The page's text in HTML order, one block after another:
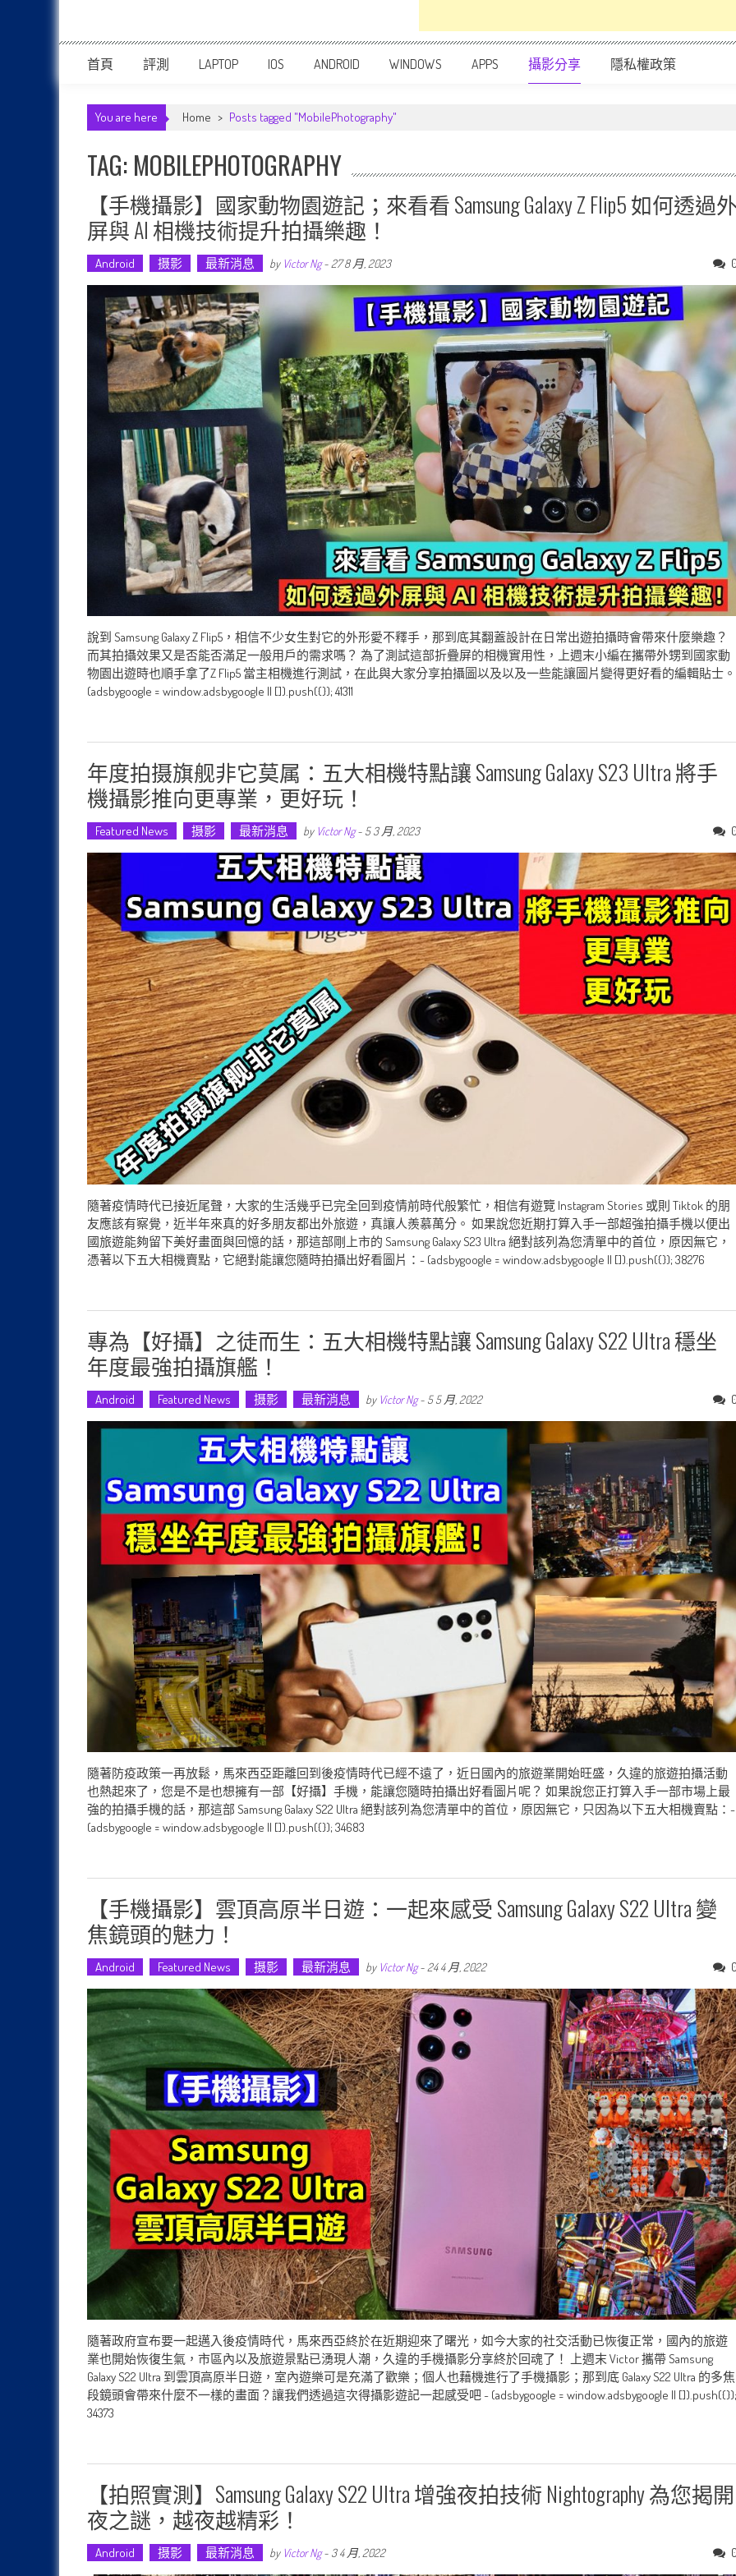
首頁 評測 LAPTOP IOS ANDROID WINDOWS APPS 攝影分享 隱私權政策
You are here Home > Posts tagged "MobilePhotography"
TAG: MOBILEPHOTOGRAPHY
【手機攝影】國家動物園遊記；來看看 Samsung Galaxy Z Flip5 如何透過
屏與 AI 相機技術提升拍攝樂趣！
Android 摄影 最新消息 by Victor Ng- 27 8 月, 2023
說到 Samsung Galaxy Z Flip5，相信不少女生對它的外形愛不釋手，那到底其翻蓋設計在日常出遊拍攝時會帶來什麼樂趣？
而其拍攝效果又是否能否滿足一般用戶的需求嗎？ 為了測試這部折疊屏的相機實用性，上週末小編在攜帶外甥到國家動
物園出遊時也順手拿了Z Flip5 當主相機進行測試，在此與大家分享拍攝圖以及以及一些能讓圖片變得更好看的編輯貼士。
(adsbygoogle = window.adsbygoogle || []).push({}); 41311
年度拍摄旗舰非它莫属：五大相機特點讓 Samsung Galaxy S23 Ultra 將手
機攝影推向更專業，更好玩！
Featured News 摄影 最新消息 by Victor Ng- 5 3 月, 2023
隨著疫情時代已接近尾聲，大家的生活幾乎已完全回到疫情前時代般繁忙，相信有遊覽 Instagram Stories 或則 Tiktok 的朋
友應該有察覺，近半年來真的好多朋友都出外旅遊，真讓人羨慕萬分。 如果說您近期打算入手一部超強拍攝手機以便出
國旅遊能夠留下美好畫面與回憶的話，那這部剛上市的 Samsung Galaxy S23 Ultra 絕對該列為您清單中的首位，原因無它，
憑著以下五大相機賣點，它絕對能讓您隨時拍攝出好看圖片：- (adsbygoogle = window.adsbygoogle || []).push({}); 38276
專為【好攝】之徒而生：五大相機特點讓 Samsung Galaxy S22 Ultra 穩坐
年度最強拍攝旗艦！
Android Featured News 摄影 最新消息 by Victor Ng- 5 5 月, 2022
隨著防疫政策一再放鬆，馬來西亞距離回到後疫情時代已經不遠了，近日國內的旅遊業開始旺盛，久違的旅遊拍攝活動
也熱起來了，您是不是也想擁有一部【好攝】手機，能讓您隨時拍攝出好看圖片呢？ 如果說您正打算入手一部市場上最
強的拍攝手機的話，那這部 Samsung Galaxy S22 Ultra 絕對該列為您清單中的首位，原因無它，只因為以下五大相機賣點：-
(adsbygoogle = window.adsbygoogle || []).push({}); 34683
【手機攝影】雲頂高原半日遊：一起來感受 Samsung Galaxy S22 Ultra 變
焦鏡頭的魅力！
Android Featured News 摄影 最新消息 by Victor Ng- 24 4 月, 2022
隨著政府宣布要一起邁入後疫情時代，馬來西亞終於在近期迎來了曙光，如今大家的社交活動已恢復正常，國內的旅遊
業也開始恢復生氣，市區內以及旅遊景點已湧現人潮，久違的手機攝影分享終於回魂了！ 上週末 Victor 攜帶 Samsung
Galaxy S22 Ultra 到雲頂高原半日遊，室內遊樂可是充滿了歡樂；個人也藉機進行了手機攝影；那到底 Galaxy S22 Ultra 的多焦
段鏡頭會帶來什麼不一樣的畫面？讓我們透過這次得攝影遊記一起感受吧 ~ (adsbygoogle = window.adsbygoogle || []).push({});
34373
【拍照實測】Samsung Galaxy S22 Ultra 增強夜拍技術 Nightography 為您揭開
夜之謎，越夜越精彩！
Android 摄影 最新消息 by Victor Ng- 3 4 月, 2022